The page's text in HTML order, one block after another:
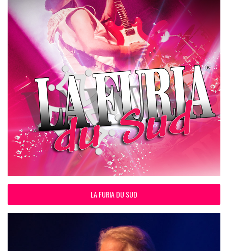
LA FURIA DU SUD